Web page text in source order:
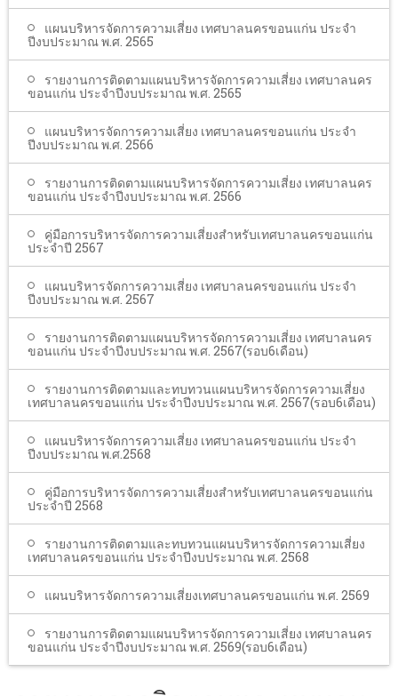
แผนบริหารจัดการความเสี่ยง เทศบาลนครขอนแก่น ประจำ
ปีงบประมาณ พ.ศ. 2565
รายงานการติดตามแผนบริหารจัดการความเสี่ยง เทศบาลนคร
ขอนแก่น ประจำปีงบประมาณ พ.ศ. 2565
แผนบริหารจัดการความเสี่ยง เทศบาลนครขอนแก่น ประจำ
ปีงบประมาณ พ.ศ. 2566
รายงานการติดตามแผนบริหารจัดการความเสี่ยง เทศบาลนคร
ขอนแก่น ประจำปีงบประมาณ พ.ศ. 2566
คู่มือการบริหารจัดการความเสี่ยงสำหรับเทศบาลนครขอนแก่น
ประจำปี 2567
แผนบริหารจัดการความเสี่ยง เทศบาลนครขอนแก่น ประจำ
ปีงบประมาณ พ.ศ. 2567
รายงานการติดตามแผนบริหารจัดการความเสี่ยง เทศบาลนคร
ขอนแก่น ประจำปีงบประมาณ พ.ศ. 2567(รอบ6เดือน)
รายงานการติดตามและทบทวนแผนบริหารจัดการความเสี่ยง
เทศบาลนครขอนแก่น ประจำปีงบประมาณ พ.ศ. 2567(รอบ6เดือน)
แผนบริหารจัดการความเสี่ยง เทศบาลนครขอนแก่น ประจํา
ปีงบประมาณ พ.ศ.2568
คู่มือการบริหารจัดการความเสี่ยงสำหรับเทศบาลนครขอนแก่น
ประจำปี 2568
รายงานการติดตามและทบทวนแผนบริหารจัดการความเสี่ยง
เทศบาลนครขอนแก่น ประจำปีงบประมาณ พ.ศ. 2568
แผนบริหารจัดการความเสี่ยงเทศบาลนครขอนแก่น พ.ศ. 2569
รายงานการติดตามแผนบริหารจัดการความเสี่ยง เทศบาลนคร
ขอนแก่น ประจำปีงบประมาณ พ.ศ. 2569(รอบ6เดือน)